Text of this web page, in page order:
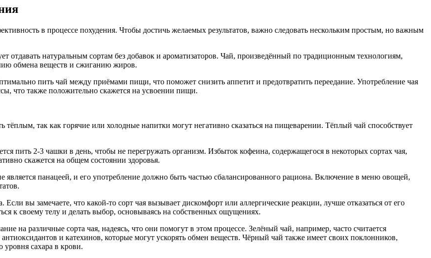
в процессе похудения. Чтобы достичь желаемых результатов, важно следовать нескольким простым, но важным
отдавать натуральным сортам без добавок и ароматизаторов. Чай, произведённый по традиционным технологиям,
обмена веществ и сжиганию жиров.
пить чай между приёмами пищи, что поможет снизить аппетит и предотвратить переедание. Употребление чая
что также положительно скажется на усвоении пищи.
тёплым, так как горячие или холодные напитки могут негативно сказаться на пищеварении. Тёплый чай способствует
пить 2-3 чашки в день, чтобы не перегружать организм. Избыток кофеина, содержащегося в некоторых сортах чая,
скажется на общем состоянии здоровья.
панацеей, и его употребление должно быть частью сбалансированного рациона. Включение в меню овощей,
вы замечаете, что какой-то сорт чая вызывает дискомфорт или аллергические реакции, лучше отказаться от его
к своему телу и делать выбор, основываясь на собственных ощущениях.
на различные сорта чая, надеясь, что они помогут в этом процессе. Зелёный чай, например, часто считается
и катехинов, которые могут ускорять обмен веществ. Чёрный чай также имеет своих поклонников,
сахара в крови.